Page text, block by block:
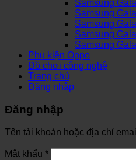
Samsung
Samsung
Samsung
Samsung
Samsung
Phụ kiện Oppo
Đồ chơi công nghệ
Trang chủ
Đăng nhập
Đăng nhập
Tên tài khoản hoặc địa chỉ email
Mật khẩu *